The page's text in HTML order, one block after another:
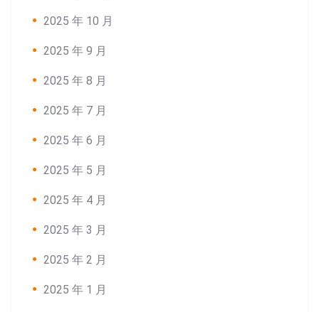
2025 年 10 月
2025 年 9 月
2025 年 8 月
2025 年 7 月
2025 年 6 月
2025 年 5 月
2025 年 4 月
2025 年 3 月
2025 年 2 月
2025 年 1 月